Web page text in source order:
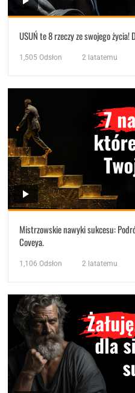
USUŃ te 8 rzeczy ze swojego życia!
1,505 Odsłon 2 latatemu
Mistrzowskie nawyki sukcesu:
Coveya.
1,106 Odsłon 2 latatemu